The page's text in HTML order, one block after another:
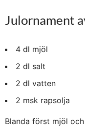
Julornament
4 dl mjöl
2 dl salt
2 dl vatten
2 msk rapsolja
Blanda först mjöl